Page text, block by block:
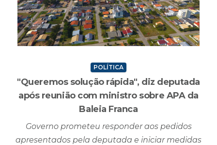
POLÍTICA
"Queremos solução rápida", diz deputada
após reunião com ministro sobre APA da
Baleia Franca
Governo prometeu responder aos pedidos
apresentados pela deputada e iniciar medidas